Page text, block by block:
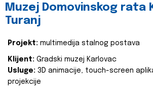
Muzej Domovinskog rata
Turanj
Projekt: multimedija stalnog postava
Klijent: Gradski muzej Karlovac
Usluge: 3D animacije, touch-screen
projekcije